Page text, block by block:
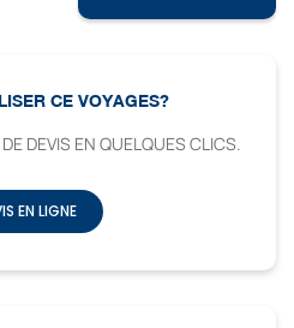
CE VOYAGES?
DEVIS EN QUELQUES CLICS.
EN LIGNE